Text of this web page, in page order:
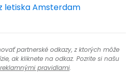
letiska Amsterdam
partnerské odkazy, z ktorých môže
ak kliknete na odkaz. Pozrite si našu
reklamnými pravidlami.